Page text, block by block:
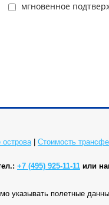
мгновенное
| Cтоимость
+7 (495) 925-11-11 или
указывать полетные